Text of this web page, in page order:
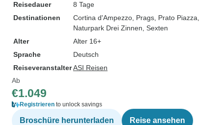
Reisedauer
8 Tage
Destinationen
Cortina d'Ampezzo , Prags , Prato Piazza
Naturpark Drei Zinnen , Sexten
Alter
Alter 16+
Sprache
Deutsch
ReiseveranstalterASI Reisen
Ab
€1.049
Registrieren to unlock savings
Broschüre herunterladen Reise ansehen